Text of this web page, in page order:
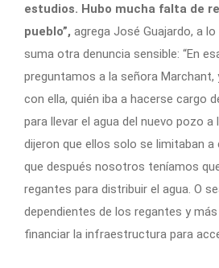
estudios. Hubo mucha falta de
pueblo”, agrega José Guajardo, a
suma otra denuncia sensible: “En
preguntamos a la señora Marchant,
con ella, quién iba a hacerse cargo
para llevar el agua del nuevo pozo a
dijeron que ellos solo se limitaban
que después nosotros teníamos
regantes para distribuir el agua. O
dependientes de los regantes y
financiar la infraestructura para